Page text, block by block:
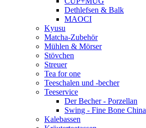
Dethlefsen & Balk
MAOCI
Kyusu
Matcha-Zubehör
Mühlen & Mörser
Stövchen
Streuer
Tea for one
Teeschalen und -becher
Teeservice
Der Becher - Porzellan
Swing - Fine Bone China
Kalebassen